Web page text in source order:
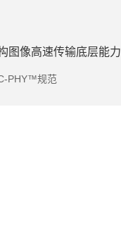
图像高速传输底层能力
PHY™规范